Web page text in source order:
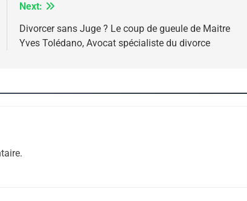
Next:
Divorcer sans Juge ? Le coup de gueule de Maitre
Yves Tolédano, Avocat spécialiste du divorce
Jacques Hadida